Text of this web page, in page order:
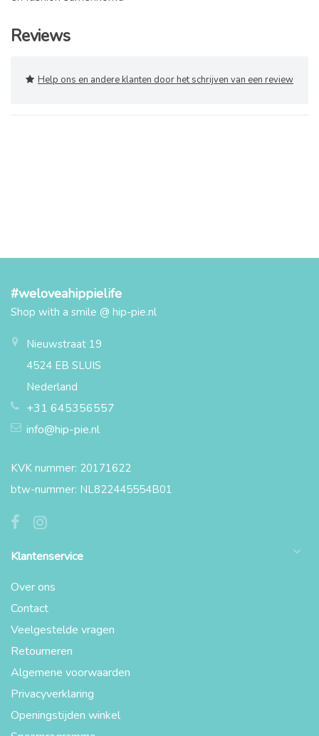
Reviews
Help ons en andere klanten door het schrijven van een review
#weloveahippielife
Shop with a smile @ hip-pie.nl
Nieuwstraat 19
4524 EB SLUIS
Nederland
+31 645356557
info@hip-pie.nl
KVK nummer: 20171622
btw-nummer: NL822445554B01
Klantenservice
Over ons
Contact
Veelgestelde vragen
Retourneren
Algemene voorwaarden
Privacyverklaring
Openingstijden winkel